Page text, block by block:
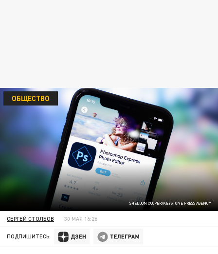
SHELDON COOPER/KEYSTONE PRESS AGENCY
ОБЩЕСТВО
СЕРГЕЙ СТОЛБОВ 30 МАЯ 16:26
ПОДПИШИТЕСЬ: